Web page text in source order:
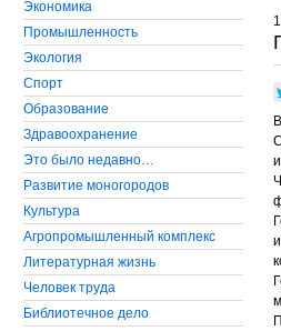
Экономика
Промышленность
Экология
Cпорт
Образование
Здравоохранение
Это было недавно…
Развитие моногородов
Культура
Агропромышленный комплекс
Литературная жизнь
Человек труда
Библиотечное дело